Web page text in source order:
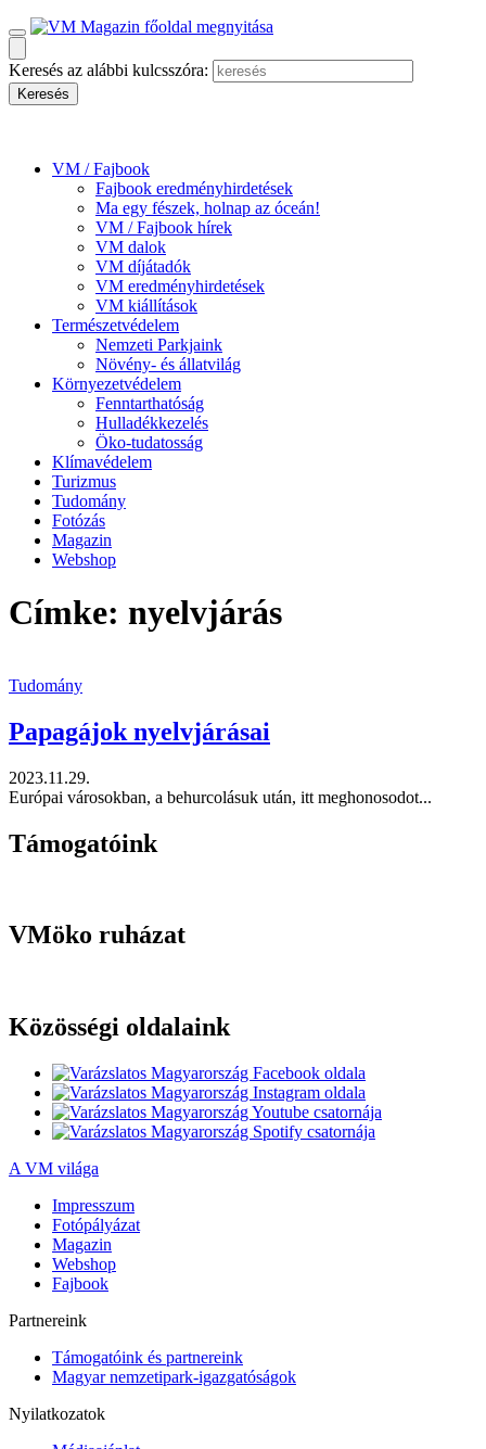
Keresés az alábbi kulcsszóra:
VM / Fajbook
Fajbook eredményhirdetések
Ma egy fészek, holnap az óceán!
VM / Fajbook hírek
VM dalok
VM díjátadók
VM eredményhirdetések
VM kiállítások
Természetvédelem
Nemzeti Parkjaink
Növény- és állatvilág
Környezetvédelem
Fenntarthatóság
Hulladékkezelés
Öko-tudatosság
Klímavédelem
Turizmus
Tudomány
Fotózás
Magazin
Webshop
Címke: nyelvjárás
Tudomány
Papagájok nyelvjárásai
2023.11.29.
Európai városokban, a behurcolásuk után, itt meghonosodot...
Támogatóink
VMöko ruházat
Közösségi oldalaink
A VM világa
Impresszum
Fotópályázat
Magazin
Webshop
Fajbook
Partnereink
Támogatóink és partnereink
Magyar nemzetipark-igazgatóságok
Nyilatkozatok